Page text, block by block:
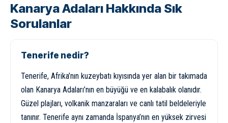
Kanarya Adaları Hakkında Sık
Sorulanlar
Tenerife nedir?
Tenerife, Afrika’nın kuzeybatı kıyısında yer alan bir takımada
olan Kanarya Adaları’nın en büyüğü ve en kalabalık olanıdır.
Güzel plajları, volkanik manzaraları ve canlı tatil beldeleriyle
tanınır. Tenerife aynı zamanda İspanya’nın en yüksek zirvesi